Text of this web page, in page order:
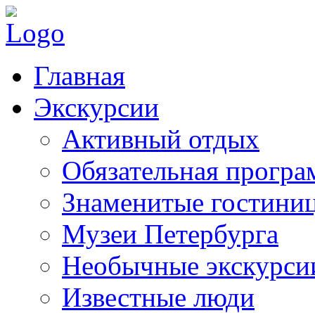
Главная
Экскурсии
Активный отдых
Обязательная
Знаменитые
Музеи Петербурга
Необычные
Известные люди